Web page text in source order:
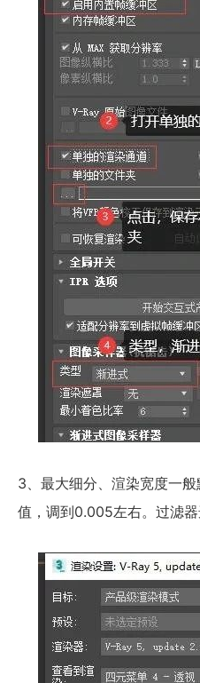
3、最大细分、渲染宽度一
值，调到0.005左右。过滤